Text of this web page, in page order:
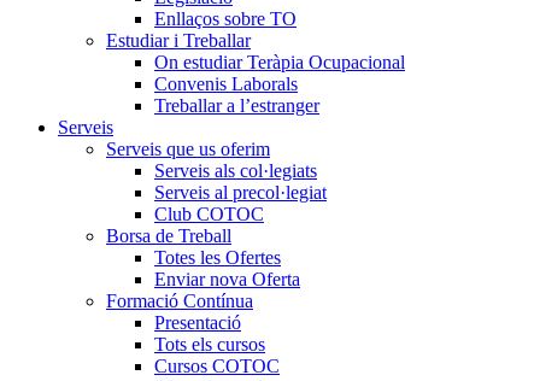
Enllaços sobre TO
Estudiar i Treballar
On estudiar Teràpia Ocupacional
Convenis Laborals
Treballar a l’estranger
Serveis
Serveis que us oferim
Serveis als col·legiats
Serveis al precol·legiat
Club COTOC
Borsa de Treball
Totes les Ofertes
Enviar nova Oferta
Formació Contínua
Presentació
Tots els cursos
Cursos COTOC